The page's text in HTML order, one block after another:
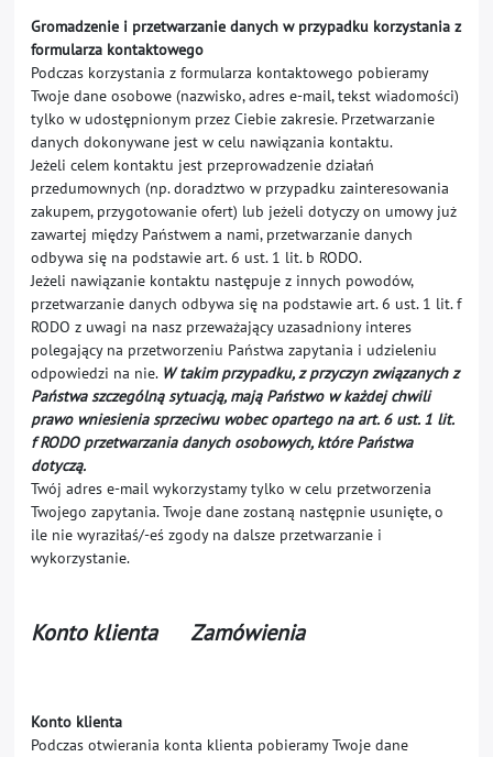
Gromadzenie i przetwarzanie danych w przypadku korzystania z
formularza kontaktowego
Podczas korzystania z formularza kontaktowego pobieramy
Twoje dane osobowe (nazwisko, adres e-mail, tekst wiadomości)
tylko w udostępnionym przez Ciebie zakresie. Przetwarzanie
danych dokonywane jest w celu nawiązania kontaktu.
Jeżeli celem kontaktu jest przeprowadzenie działań
przedumownych (np. doradztwo w przypadku zainteresowania
zakupem, przygotowanie ofert) lub jeżeli dotyczy on umowy już
zawartej między Państwem a nami, przetwarzanie danych
odbywa się na podstawie art. 6 ust. 1 lit. b RODO.
Jeżeli nawiązanie kontaktu następuje z innych powodów,
przetwarzanie danych odbywa się na podstawie art. 6 ust. 1 lit. f
RODO z uwagi na nasz przeważający uzasadniony interes
polegający na przetworzeniu Państwa zapytania i udzieleniu
odpowiedzi na nie. W takim przypadku, z przyczyn związanych z
Państwa szczególną sytuacją, mają Państwo w każdej chwili
prawo wniesienia sprzeciwu wobec opartego na art. 6 ust. 1 lit.
f RODO przetwarzania danych osobowych, które Państwa
dotyczą.
Twój adres e-mail wykorzystamy tylko w celu przetworzenia
Twojego zapytania. Twoje dane zostaną następnie usunięte, o
ile nie wyraziłaś/-eś zgody na dalsze przetwarzanie i
wykorzystanie.
Konto klienta Zamówienia
Konto klienta
Podczas otwierania konta klienta pobieramy Twoje dane